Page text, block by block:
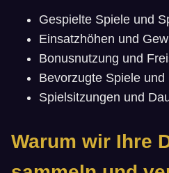
Gespielte Spiele und
Einsatzhöhen und
Bonusnutzung und
Bevorzugte Spiele und
Spielsitzungen und
Warum wir Ihre